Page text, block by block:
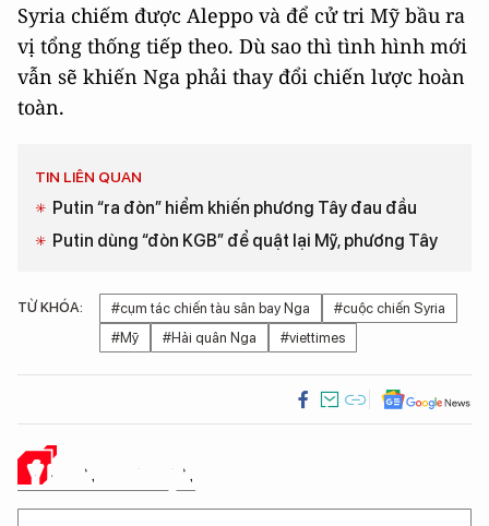
Syria chiếm được Aleppo và để cử tri Mỹ bầu ra
vị tổng thống tiếp theo. Dù sao thì tình hình mới
vẫn sẽ khiến Nga phải thay đổi chiến lược hoàn
toàn.
TIN LIÊN QUAN
Putin “ra đòn” hiểm khiến phương Tây đau đầu
Putin dùng “đòn KGB” để quật lại Mỹ, phương Tây
TỪ KHÓA: #cụm tác chiến tàu sân bay Nga
#cuộc chiến Syria
#Mỹ
#Hải quân Nga #viettimes
Ý KIẾN CỦA BẠN